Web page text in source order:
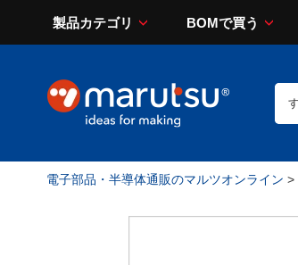
製品カテゴリ BOMで買う
電子部品・半導体通販のマルツオンライン >